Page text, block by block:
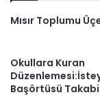
Mısır Toplumu
Okullara Kuran
Başörtüsü